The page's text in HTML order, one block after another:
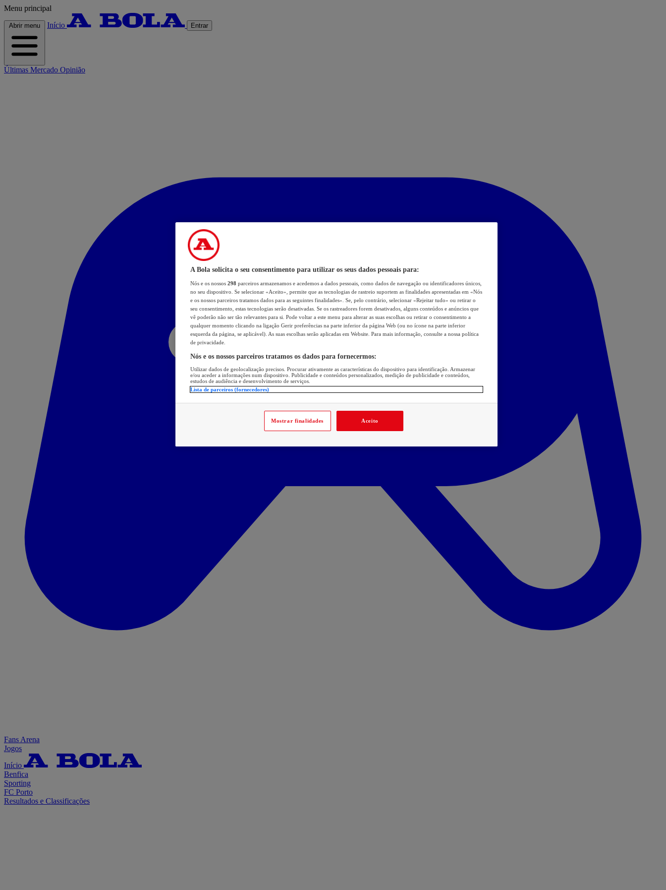
Menu principal
Abrir menu Início Entrar
Últimas Mercado Opinião
Fans Arena
Jogos
Início
Benfica
Sporting
FC Porto
Resultados e Classificações
A Bola solicita o seu consentimento para utilizar os seus dados pessoais para:
Nós e os nossos 298 parceiros armazenamos e acedemos a dados pessoais, como dados de navegação ou identificadores únicos,
no seu dispositivo. Se selecionar «Aceito», permite que as tecnologias de rastreio suportem as finalidades apresentadas em «Nós
e os nossos parceiros tratamos dados para as seguintes finalidades». Se, pelo contrário, selecionar «Rejeitar tudo» ou retirar o
seu consentimento, estas tecnologias serão desativadas. Se os rastreadores forem desativados, alguns conteúdos e anúncios que
vê poderão não ser tão relevantes para si. Pode voltar a este menu para alterar as suas escolhas ou retirar o consentimento a
qualquer momento clicando na ligação Gerir preferências na parte inferior da página Web (ou no ícone na parte inferior
esquerda da página, se aplicável). As suas escolhas serão aplicadas em Website. Para mais informação, consulte a nossa política
de privacidade.
Nós e os nossos parceiros tratamos os dados para fornecermos:
Utilizar dados de geolocalização precisos. Procurar ativamente as características do dispositivo para identificação. Armazenar
e/ou aceder a informações num dispositivo. Publicidade e conteúdos personalizados, medição de publicidade e conteúdos,
estudos de audiência e desenvolvimento de serviços.
Lista de parceiros (fornecedores)
Mostrar finalidades Aceito